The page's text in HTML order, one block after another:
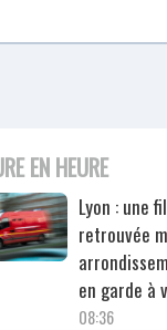
EN HEURE
Lyon : une
retrouvée
en garde à
08:36